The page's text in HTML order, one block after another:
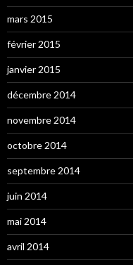
mars 2015
février 2015
janvier 2015
décembre 2014
novembre 2014
octobre 2014
septembre 2014
juin 2014
mai 2014
avril 2014